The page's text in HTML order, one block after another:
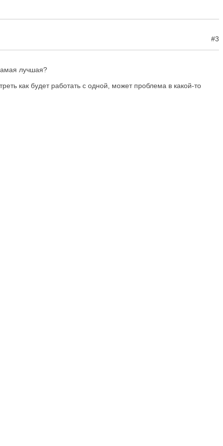
#3
лучшая?
как будет работать с одной, может проблема в какой-то